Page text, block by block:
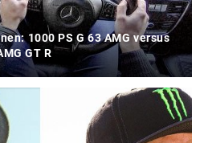
1000 PS G 63 AMG versus
GT R